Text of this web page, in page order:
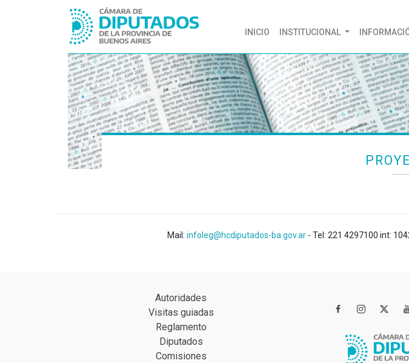
INICIO (CURRENT)
INSTITUCIONAL
Mail: infoleg@hcdiputados-ba.gov.ar - Tel: 221 4297100 int:
Autoridades
Visitas guiadas
Reglamento
Diputados
Comisiones
